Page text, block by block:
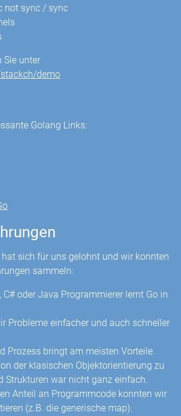
not sync / sync
Sie unter
demo
Golang Links:
hat sich für uns gelohnt und wir konnten
sammeln:
C# oder Java Programmierer lernt Go in
Probleme einfacher und auch schneller
Prozess bringt am meisten Vorteile.
der klasischen Objektorientierung zu
Strukturen war nicht ganz einfach.
Anteil an Programmcode konnten wir
(z.B. die generische map).